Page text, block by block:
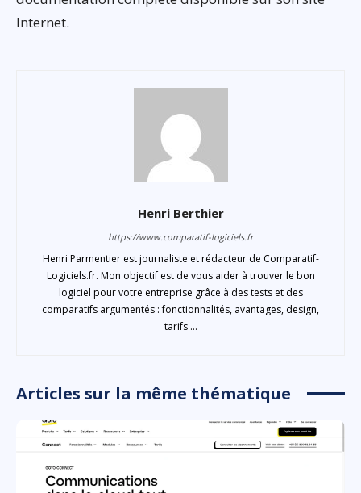
Internet.
Henri Berthier
https://www.comparatif-logiciels.fr
Henri Parmentier est journaliste et rédacteur de Comparatif-
Logiciels.fr. Mon objectif est de vous aider à trouver le bon
logiciel pour votre entreprise grâce à des tests et des
comparatifs argumentés : fonctionnalités, avantages, design,
tarifs ...
Articles sur la même thématique